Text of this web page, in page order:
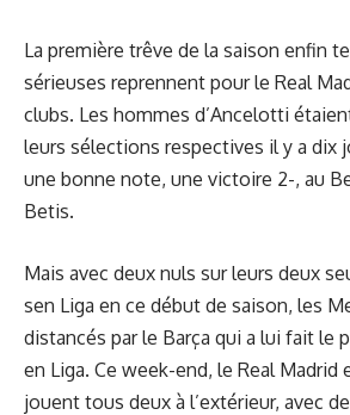
La première trêve de la saison enfin
sérieuses reprennent pour le Real
clubs. Les hommes d’Ancelotti
leurs sélections respectives il y a dix
une bonne note, une victoire 2-, au
Betis.
Mais avec deux nuls sur leurs deux
sen Liga en ce début de saison, les
distancés par le Barça qui a lui fait le
en Liga. Ce week-end, le Real Madrid
jouent tous deux à l’extérieur, avec